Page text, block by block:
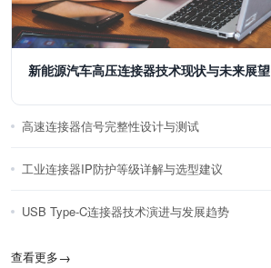
新能源汽车高压连接器技术现状与未来展望
高速连接器信号完整性设计与测试
工业连接器IP防护等级详解与选型建议
USB Type-C连接器技术演进与发展趋势
查看更多→